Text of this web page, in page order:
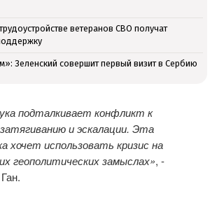
ветеранов СВО получат
Зеленский совершит первый визит в Сербию
подталкивает конфликт к
и эскалации. Эта
хочет использовать кризис на
геополитических замыслах», -